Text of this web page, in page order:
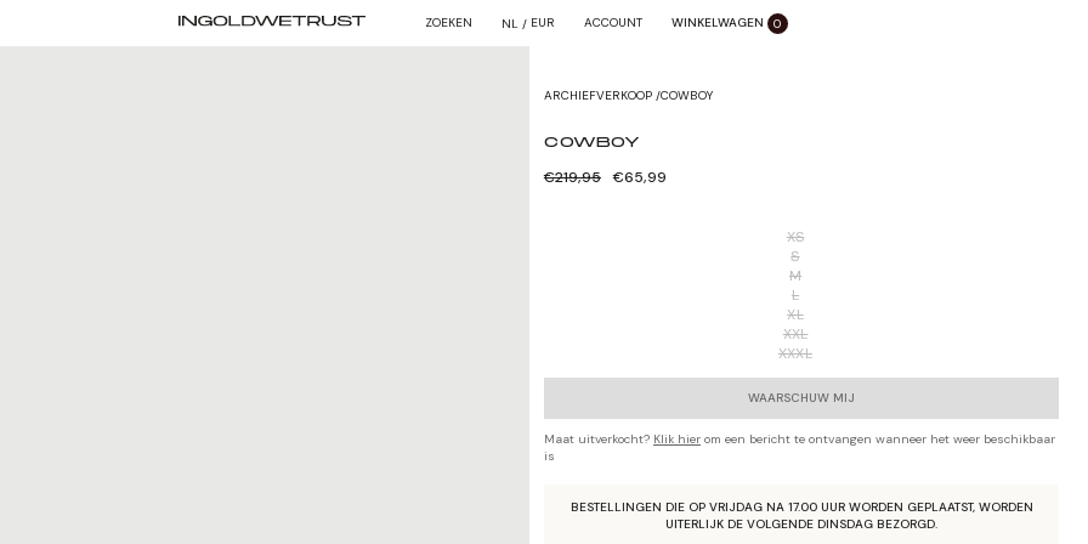
ZOEKEN NL / EUR ACCOUNT WINKELWAGEN 0
ARCHIEFVERKOOP /COWBOY
COWBOY
Normale
€219,95 Verkoopprijs
€65,99
XS
S
M
L
XL
XXL
XXXL
WAARSCHUW MIJ
Maat uitverkocht? Klik hier om een bericht te ontvangen wanneer het weer beschikbaar
is
BESTELLINGEN DIE OP VRIJDAG NA 17.00 UUR WORDEN GEPLAATST, WORDEN
UITERLIJK DE VOLGENDE DINSDAG BEZORGD.
GRATIS VERZENDING BOVEN €40,-